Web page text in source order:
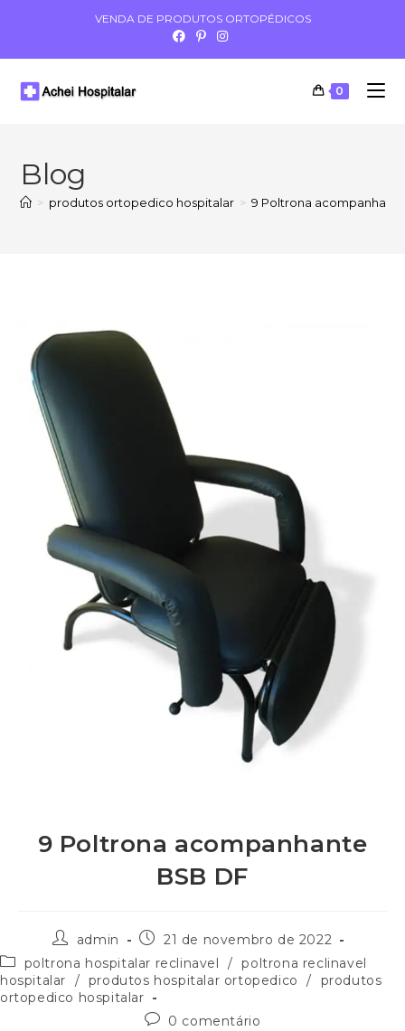
VENDA DE PRODUTOS ORTOPÉDICOS
0
Blog
> produtos ortopedico hospitalar > 9 Poltrona
9 Poltrona acompanhante
BSB DF
admin
21 de novembro de 2022
poltrona hospitalar reclinavel
/ poltrona reclinavel
hospitalar
/ produtos hospitalar ortopedico /
produtos
ortopedico hospitalar
0 comentário